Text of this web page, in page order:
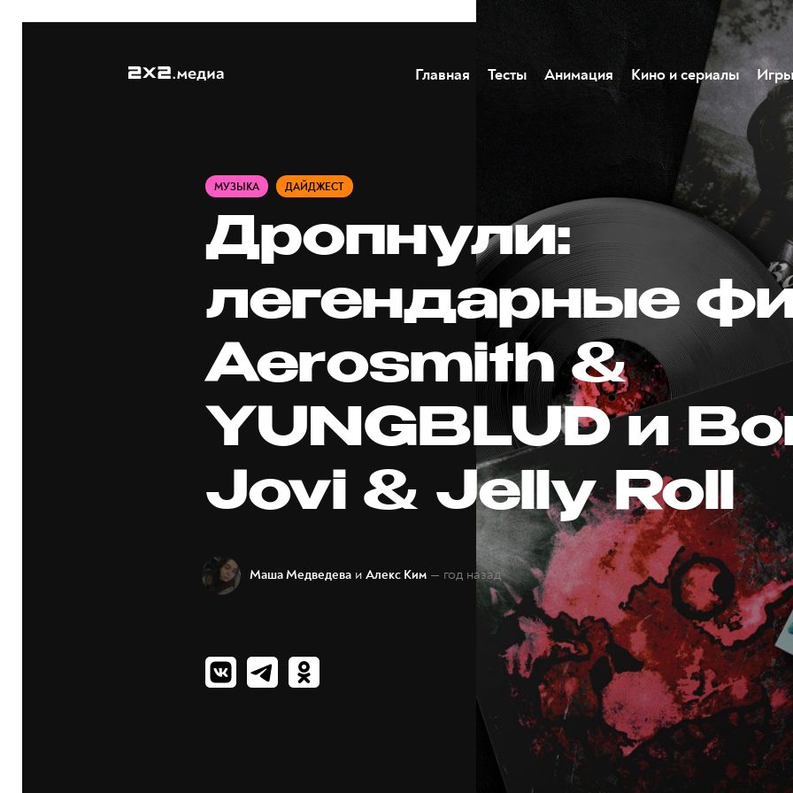
Главная Тесты Анимация Кино и сериалы Игры
МУЗЫКА ДАЙДЖЕСТ
Дропнули:
легендарные
Aerosmith &
YUNGBLUD и
Jovi & Jelly Roll
Маша Медведева и Алекс Ким — год назад